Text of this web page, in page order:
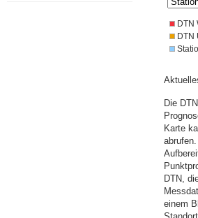
DTN
DTN
Die
Karte
DTN,
einem